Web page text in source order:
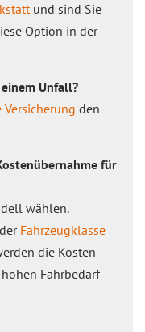
und sind Sie
Option in der
Unfall?
den
für
wählen.
Fahrzeugklasse
die Kosten
Fahrbedarf